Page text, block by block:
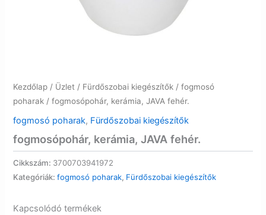
Kezdőlap / Üzlet / Fürdőszobai kiegészítők /fogmosó
poharak / fogmosópohár, kerámia, JAVA fehér.
fogmosó poharak, Fürdőszobai kiegészítők
fogmosópohár, kerámia, JAVA fehér.
Cikkszám: 3700703941972
Kategóriák:fogmosó poharak, Fürdőszobai kiegészítők
Kapcsolódó termékek